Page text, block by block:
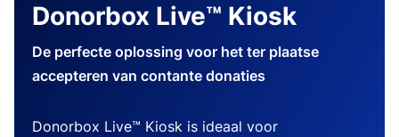
Donorbox Live™ Kiosk
De perfecte oplossing voor het ter plaatse
accepteren van contante donaties
Donorbox Live™ Kiosk is ideaal voor